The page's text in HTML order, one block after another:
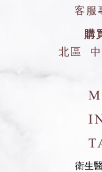
客服
購
北區
衛生